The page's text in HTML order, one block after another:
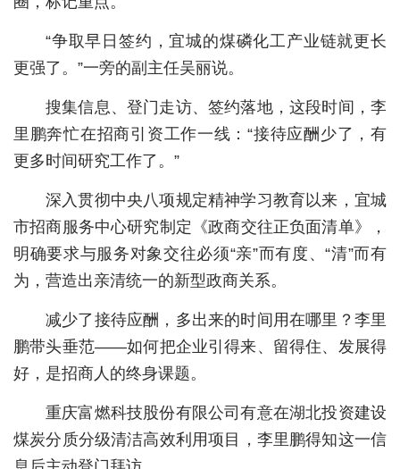
经济
城建
科教
健康
悠游
相亲
汽车
房产
消费
文化
“争取早日签约，宜城的煤磷化工产业链就更长
更强了。”一旁的副主任吴丽说。
搜集信息、登门走访、签约落地，这段时间，李
里鹏奔忙在招商引资工作一线：“接待应酬少了，有
更多时间研究工作了。”
深入贯彻中央八项规定精神学习教育以来，宜城
市招商服务中心研究制定《政商交往正负面清单》，
明确要求与服务对象交往必须“亲”而有度、“清”而有
为，营造出亲清统一的新型政商关系。
减少了接待应酬，多出来的时间用在哪里？李里
鹏带头垂范——如何把企业引得来、留得住、发展得
好，是招商人的终身课题。
重庆富燃科技股份有限公司有意在湖北投资建设
煤炭分质分级清洁高效利用项目，李里鹏得知这一信